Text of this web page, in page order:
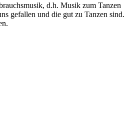
d.h. Musik zum Tanzen
gefallen und die gut zu Tanzen sind.